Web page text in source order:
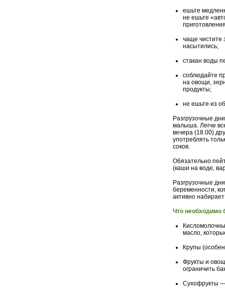
ешьте
не ешьте
чаще чистите
насытились;
стакан воды
соблюдайте
на овощи,
продукты;
не ешьте из
Разгрузочные
малыша. Легче
вечера (18.00)
употреблять
соков.
Обязательно
(каши на воде,
Разгрузочные
беременности,
активно
Что необходимо
масло,
Крупы
Фрукты и
ограничить
Сухофрукты